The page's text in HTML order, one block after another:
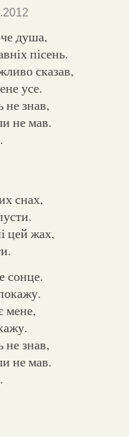
душа,
пісень.
сказав,
усе.
не знав,
не мав.
снах,
цей жах,
сонце.
мене,
не знав,
не мав.